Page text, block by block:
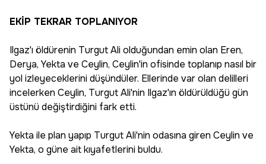
EKİP TEKRAR TOPLANIYOR
Ilgaz'ı öldürenin Turgut Ali olduğundan emin olan Eren,
Derya, Yekta ve Ceylin, Ceylin'in ofisinde toplanıp nasıl bir
yol izleyeceklerini düşündüler. Ellerinde var olan delilleri
incelerken Ceylin, Turgut Ali'nin Ilgaz'ın öldürüldüğü gün
üstünü değiştirdiğini fark etti.
Yekta ile plan yapıp Turgut Ali'nin odasına giren Ceylin ve
Yekta, o güne ait kıyafetlerini buldu.